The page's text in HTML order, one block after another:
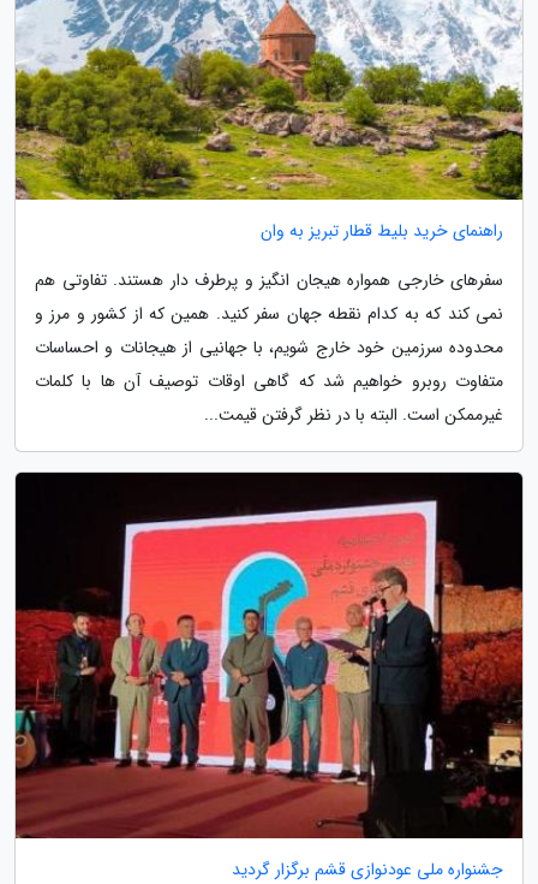
راهنمای خرید بلیط قطار تبریز به وان
سفرهای خارجی همواره هیجان انگیز و پرطرف دار هستند. تفاوتی هم
نمی کند که به کدام نقطه جهان سفر کنید. همین که از کشور و مرز و
محدوده سرزمین خود خارج شویم، با جهانیی از هیجانات و احساسات
متفاوت روبرو خواهیم شد که گاهی اوقات توصیف آن ها با کلمات
غیرممکن است. البته با در نظر گرفتن قیمت...
جشنواره ملی عودنوازی قشم برگزار گردید